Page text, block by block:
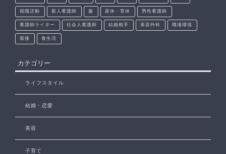
就職活動 新人看護師 服 産休・育休 男性看護師
看護師ライター 社会人看護師 結婚相手 美容外科 職場環境
面接 食生活
カテゴリー
ライフスタイル
結婚・恋愛
美容
子育て